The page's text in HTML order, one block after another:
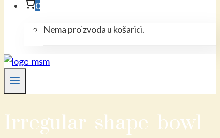
0
Nema proizvoda u košarici.
Irregular_shape_bowl